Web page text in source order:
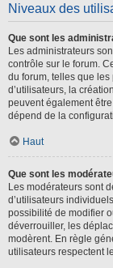
Niveaux des
Que sont les
Les administrateurs
contrôle sur le forum.
du forum, telles que
d’utilisateurs, la
peuvent également
dépend de la
Haut
Que sont les
Les modérateurs sont
d’utilisateurs
possibilité de modifier
déverrouiller, les
modèrent. En règle
utilisateurs respectent